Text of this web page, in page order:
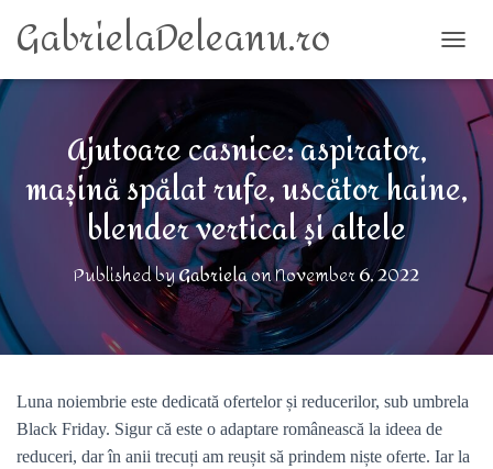
GabrielaDeleanu.ro
Ajutoare casnice: aspirator,
mașină spălat rufe, uscător haine,
blender vertical și altele
Published byGabrielaonNovember 6, 2022
Luna noiembrie este dedicată ofertelor și reducerilor, sub umbrela
Black Friday. Sigur că este o adaptare românească la ideea de
reduceri, dar în anii trecuți am reușit să prindem niște oferte. Iar la